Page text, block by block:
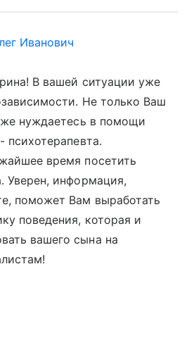
Иванович
В вашей ситуации уже
Не только Ваш
нуждаетесь в помощи
психотерапевта.
время посетить
Уверен, информация,
поможет Вам выработать
поведения, которая и
вашего сына на